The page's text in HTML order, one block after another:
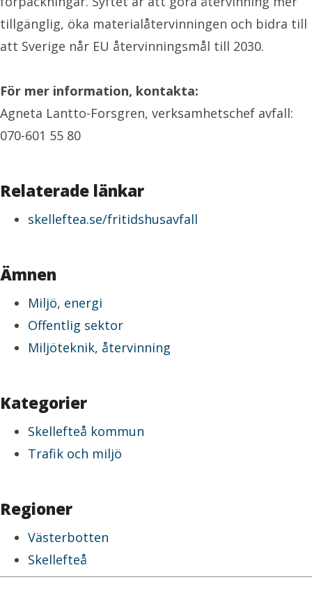
tillgänglig, öka materialåtervinningen och bidra till
att Sverige når EU återvinningsmål till 2030.
För mer information, kontakta:
Agneta Lantto-Forsgren, verksamhetschef avfall:
070-601 55 80
Relaterade länkar
skelleftea.se/fritidshusavfall
Ämnen
Miljö, energi
Offentlig sektor
Miljöteknik, återvinning
Kategorier
Skellefteå kommun
Trafik och miljö
Regioner
Västerbotten
Skellefteå